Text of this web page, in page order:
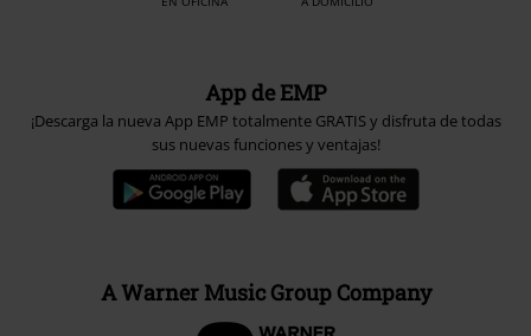
App de EMP
¡Descarga la nueva App EMP totalmente GRATIS y disfruta de todas
sus nuevas funciones y ventajas!
A Warner Music Group Company